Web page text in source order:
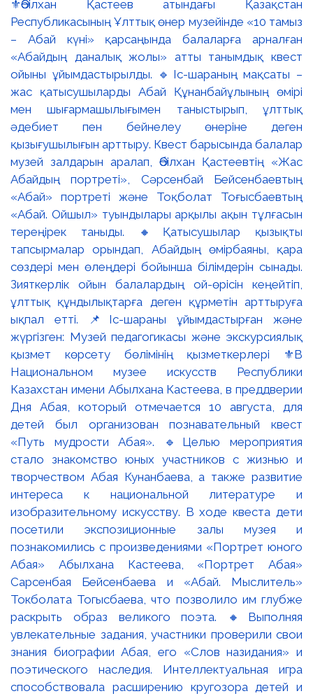
⚜️Әбілхан Қастеев атындағы Қазақстан
Республикасының Ұлттық өнер музейінде «10 тамыз
– Абай күні» қарсаңында балаларға арналған
«Абайдың даналық жолы» атты танымдық квест
ойыны ұйымдастырылды. 🔹Іс-шараның мақсаты –
жас қатысушыларды Абай Құнанбайұлының өмірі
мен шығармашылығымен таныстырып, ұлттық
әдебиет пен бейнелеу өнеріне деген
қызығушылығын арттыру. Квест барысында балалар
музей залдарын аралап, Әбілхан Қастеевтің «Жас
Абайдың портреті», Сәрсенбай Бейсенбаевтың
«Абай» портреті және Тоқболат Тоғысбаевтың
«Абай. Ойшыл» туындылары арқылы ақын тұлғасын
тереңірек таныды. 🔸Қатысушылар қызықты
тапсырмалар орындап, Абайдың өмірбаяны, қара
сөздері мен өлеңдері бойынша білімдерін сынады.
Зияткерлік ойын балалардың ой-өрісін кеңейтіп,
ұлттық құндылықтарға деген құрметін арттыруға
ықпал етті. 📌Іс-шараны ұйымдастырған және
жүргізген: Музей педагогикасы және экскурсиялық
қызмет көрсету бөлімінің қызметкерлері ⚜️В
Национальном музее искусств Республики
Казахстан имени Абылхана Кастеева, в преддверии
Дня Абая, который отмечается 10 августа, для
детей был организован познавательный квест
«Путь мудрости Абая». 🔹Целью мероприятия
стало знакомство юных участников с жизнью и
творчеством Абая Кунанбаева, а также развитие
интереса к национальной литературе и
изобразительному искусству. В ходе квеста дети
посетили экспозиционные залы музея и
познакомились с произведениями «Портрет юного
Абая» Абылхана Кастеева, «Портрет Абая»
Сарсенбая Бейсенбаева и «Абай. Мыслитель»
Токболата Тогысбаева, что позволило им глубже
раскрыть образ великого поэта. 🔸Выполняя
увлекательные задания, участники проверили свои
знания биографии Абая, его «Слов назидания» и
поэтического наследия. Интеллектуальная игра
способствовала расширению кругозора детей и